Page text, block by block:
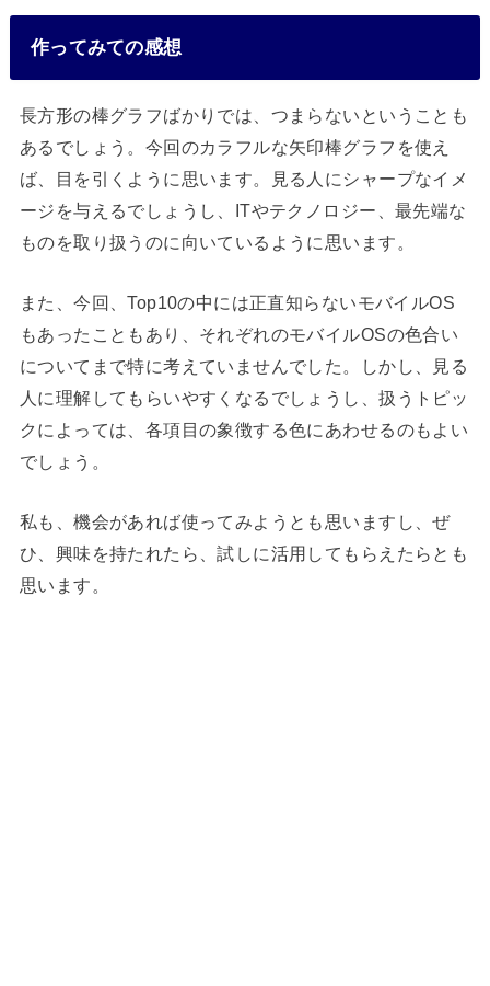
作ってみての感想
長方形の棒グラフばかりでは、つまらないということも
あるでしょう。今回のカラフルな矢印棒グラフを使え
ば、目を引くように思います。見る人にシャープなイメ
ージを与えるでしょうし、ITやテクノロジー、最先端な
ものを取り扱うのに向いているように思います。
また、今回、Top10の中には正直知らないモバイルOS
もあったこともあり、それぞれのモバイルOSの色合い
についてまで特に考えていませんでした。しかし、見る
人に理解してもらいやすくなるでしょうし、扱うトピッ
クによっては、各項目の象徴する色にあわせるのもよい
でしょう。
私も、機会があれば使ってみようとも思いますし、ぜ
ひ、興味を持たれたら、試しに活用してもらえたらとも
思います。